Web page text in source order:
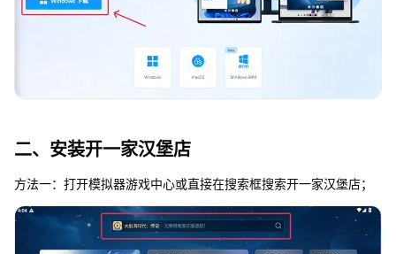
二、安装开一家汉堡店
方法一：打开模拟器游戏中心或直接在搜索框搜索开一家汉堡店；